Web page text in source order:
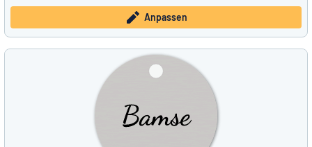
Anpassen